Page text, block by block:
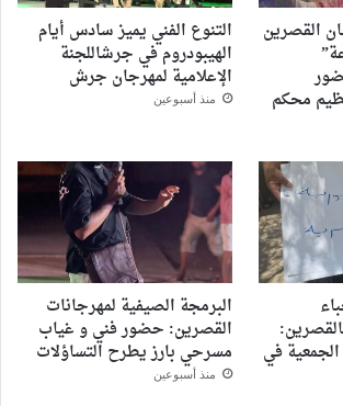
القصرين
محكم
التنوع الفني يميز سادس أيام
الهيبودروم في جرشاللجنة
الإعلامية لمهرجان جرش
منذ أسبوعين
في
البرمجة الصيفية لمهرجانات
القصرين: حضور فني و غياب
مسرحي بارز يطرح التساؤلات
منذ أسبوعين